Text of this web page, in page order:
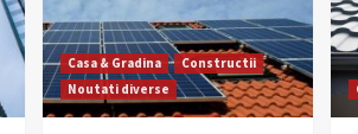
Casa & Gradina
Constructii
Noutati diverse